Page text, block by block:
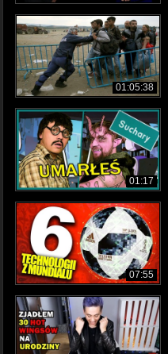
01:05:38
01:17
07:55